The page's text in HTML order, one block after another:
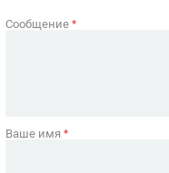
Сообщение *
Ваше имя *